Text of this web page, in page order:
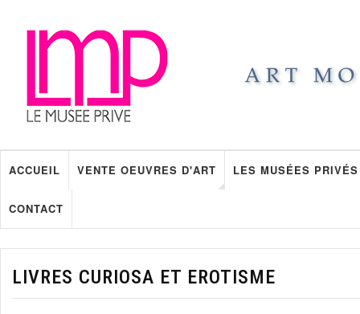
ACCUEIL VENTE OEUVRES D'ART LES MUSÉES PRIVÉS
CONTACT
LIVRES CURIOSA ET EROTISME